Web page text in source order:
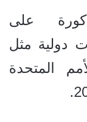
على
دولية مثل
المتحدة